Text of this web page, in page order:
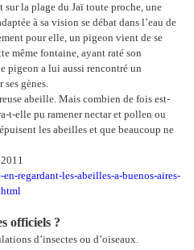
sur la plage du Jaï toute proche, une
à sa vision se débat dans l’eau de
pour elle, un pigeon vient de se
même fontaine, ayant raté son
pigeon a lui aussi rencontré un
gènes.
abeille. Mais combien de fois est-
t-elle pu ramener nectar et pollen ou
les abeilles et que beaucoup ne
regardant-les-abeilles-a-buenos-aires-
officiels ?
d’insectes ou d’oiseaux.